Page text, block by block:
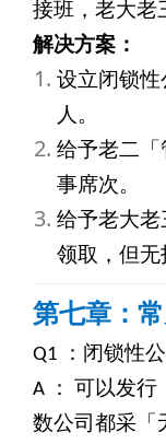
接班，老大老
解决方案：
设立闭锁
人。
给予老二「
事席次。
给予老大
领取，但无
第七章：
Q1
：闭锁性
A
： 可以发
数公司都采「